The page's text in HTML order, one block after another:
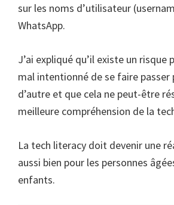
sur les noms d’utilisateur
WhatsApp.
J’ai expliqué qu’il existe un risque
mal intentionné de se faire passer
d’autre et que cela ne peut-être
meilleure compréhension de la
La tech literacy doit devenir une
aussi bien pour les personnes
enfants.